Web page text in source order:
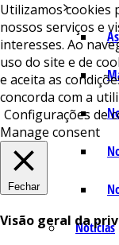
Notícias
Utilizamos cookies
nossos serviços e
interesses. Ao
uso do site e de
e aceita as
concorda com a
Configurações de
Manage consent
Fechar
Visão geral da